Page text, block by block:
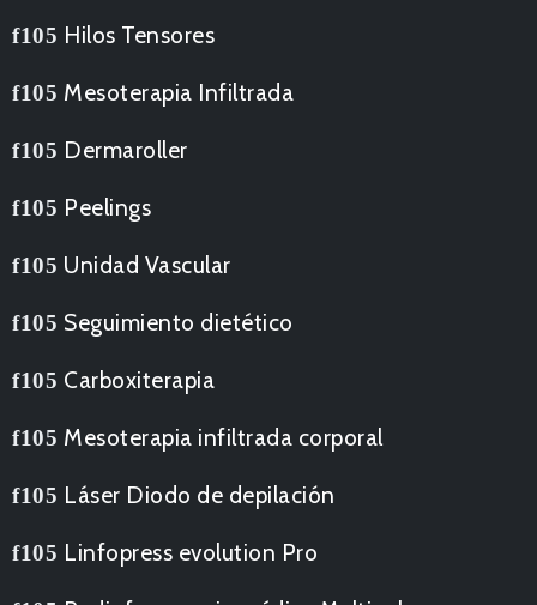
Hilos Tensores
Mesoterapia Infiltrada
Dermaroller
Peelings
Unidad Vascular
Seguimiento dietético
Carboxiterapia
Mesoterapia infiltrada corporal
Láser Diodo de depilación
Linfopress evolution Pro